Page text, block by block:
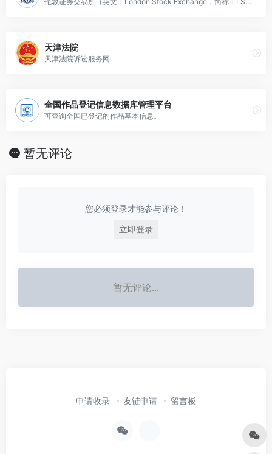
天津法院
天津法院诉讼服务网
全国作品登记信息数据库管理平台
可查询全国已登记的作品基本信息。
暂无评论
您必须登录才能参与评论！
立即登录
暂无评论...
申请收录 友链申请 留言板